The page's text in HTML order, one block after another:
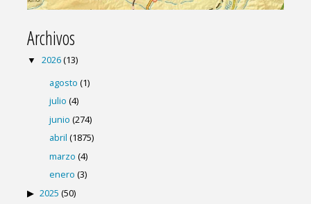
Archivos
2026(13)
agosto (1)
julio (4)
junio (274)
abril (1875)
marzo (4)
enero (3)
2025 (50)